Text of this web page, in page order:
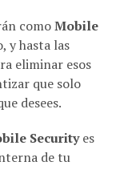
comoMobile
y hasta las
eliminar esos
que solo
desees.
Securityes
de tu